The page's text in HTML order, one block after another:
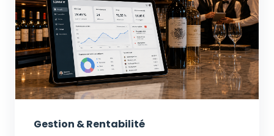
Gestion & Rentabilité